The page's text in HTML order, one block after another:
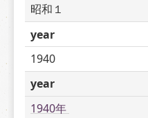
昭和１
year
1940
year
1940年